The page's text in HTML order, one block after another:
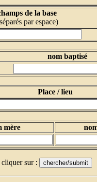
de la base
par espace)
nom baptisé
Place / lieu
mère
sur :